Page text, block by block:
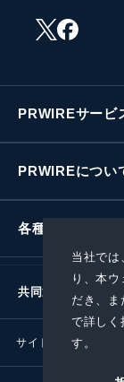
当社では
り、本
だき、ま
で詳しく
す。
PRWIREサービ
PRWIREについ
各種お問い合わせ
共同通信社グループ
サイトポリシー